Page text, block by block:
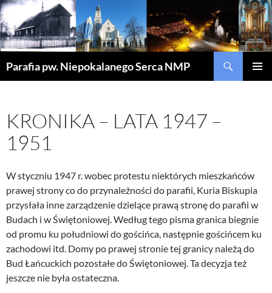
Parafia pw. Niepokalanego Serca NMP
KRONIKA – LATA 1947 –
1951
W styczniu 1947 r. wobec protestu niektórych mieszkańców
prawej strony co do przynależności do parafii, Kuria Biskupia
przysłała inne zarządzenie dzielące prawą stronę do parafii w
Budach i w Świętoniowej. Według tego pisma granica biegnie
od promu ku południowi do gościńca, następnie gościńcem ku
zachodowi itd. Domy po prawej stronie tej granicy należą do
Bud Łańcuckich pozostałe do Świętoniowej. Ta decyzja też
jeszcze nie była ostateczna.